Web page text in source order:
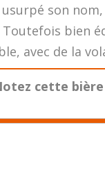
usurpé son
bien
avec de la
cette bière